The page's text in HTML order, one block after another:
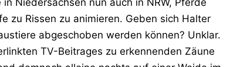
zu Rissen zu animieren. Geben sich Halter
abgeschoben werden können? Unklar.
TV-Beitrages zu erkennenden Zäune